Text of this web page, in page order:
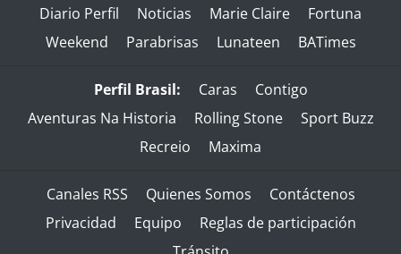
Diario Perfil Noticias Marie Claire
Fortuna
Weekend
Parabrisas Lunateen BATimes
Perfil Brasil: Caras
Contigo
Aventuras Na Historia
Rolling Stone
Sport Buzz
Recreio
Maxima
Canales RSS Quienes Somos
Contáctenos
Privacidad
Equipo
Reglas de participación